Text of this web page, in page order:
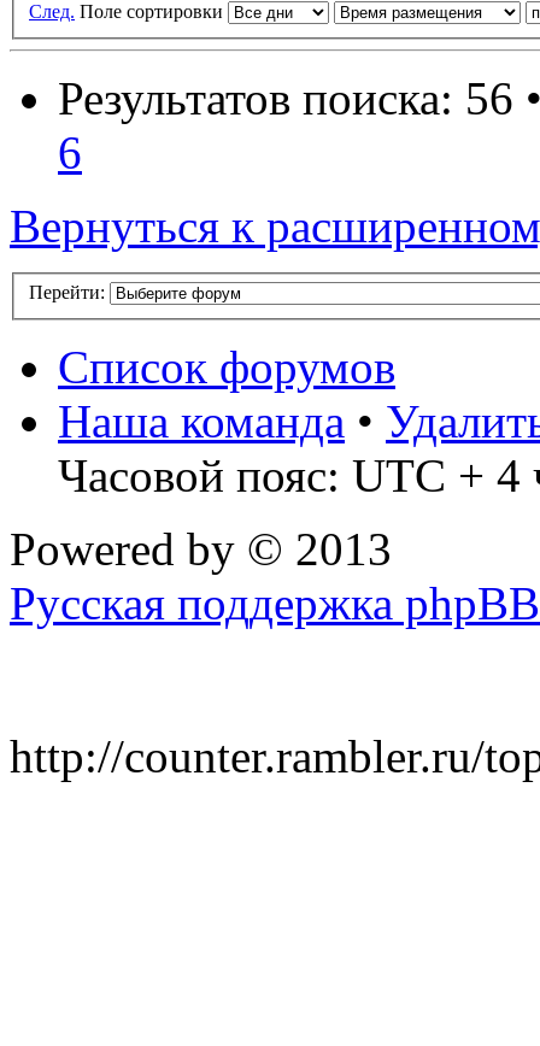
След. Поле сортировки
Результатов поиска: 56
6
Вернуться к
Перейти:
Список форумов
Наша команда •
Часовой пояс: UTC + 4
Powered by © 2013
Русская поддержка phpBB
http://counter.rambler.ru/